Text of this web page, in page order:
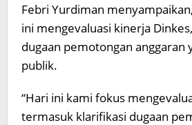
Febri Yurdiman
ini mengevaluasi kinerja
dugaan pemotongan anggaran
publik.
“Hari ini kami fokus
termasuk klarifikasi dugaan